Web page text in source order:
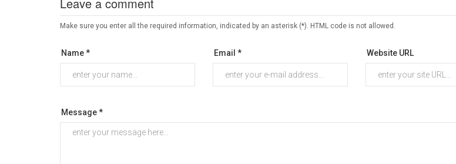
Leave a comment
Make sure you enter all the required information, indicated by an asterisk (*). HTML code is not allowed.
Name * Email * Website URL
Message *